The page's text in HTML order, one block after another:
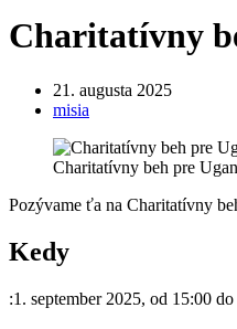
Charitatívny
21. augusta 2025
misia
Charitatívny beh pre
Pozývame ťa na Charitatívny
Kedy
:1. september 2025, od 15:00